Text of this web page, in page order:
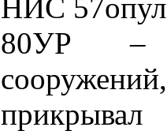
НИС
80УР –